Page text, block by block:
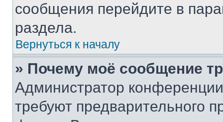
сообщения перейдите в
раздела.
Вернуться к началу
» Почему моё сообщение
Администратор
требуют предварительного